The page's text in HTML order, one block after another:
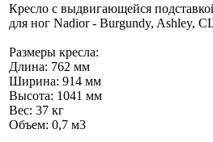
Кресло с выдвигающейся
для ног Nadior - Burgundy, Ashley,
Размеры кресла:
Длина: 762 мм
Ширина: 914 мм
Высота: 1041 мм
Вес: 37 кг
Объем: 0,7 м3